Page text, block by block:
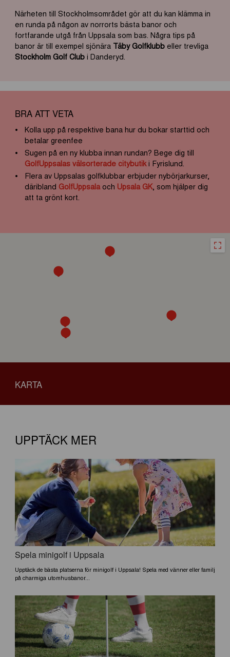
Närheten till Stockholmsområdet gör att du kan klämma in
en runda på någon av norrorts bästa banor och
fortfarande utgå från Uppsala som bas. Några tips på
banor är till exempel sjönära Täby Golfklubb eller trevliga
Stockholm Golf Clubi Danderyd.
BRA ATT VETA
Kolla upp på respektive bana hur du bokar starttid och
betalar greenfee
Sugen på en ny klubba innan rundan? Bege dig till
GolfUppsalas välsorterade citybutiki Fyrislund.
Flera av Uppsalas golfklubbar erbjuder nybörjarkurser,
däribland GolfUppsalaoch Upsala GK, som hjälper dig
att ta grönt kort.
KARTA
UPPTÄCK MER
Spela minigolf i Uppsala
Upptäck de bästa platserna för minigolf i Uppsala! Spela med vänner eller familj
på charmiga utomhusbanor...